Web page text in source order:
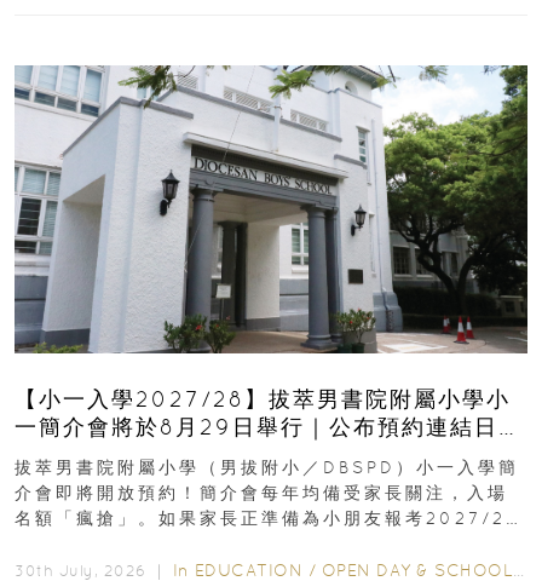
【小一入學2027/28】拔萃男書院附屬小學小
一簡介會將於8月29日舉行｜公布預約連結日期
｜更設有網上重溫
拔萃男書院附屬小學（男拔附小／DBSPD）小一入學簡
介會即將開放預約！簡介會每年均備受家長關注，入場
名額「瘋搶」。如果家長正準備為小朋友報考2027/28
30th July, 2026 ｜ In EDUCATION / OPEN DAY & SCHOOL EVENTS